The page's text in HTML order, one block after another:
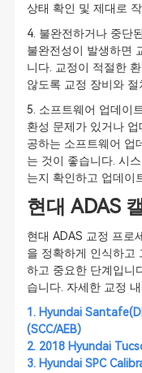
상태 확인 및 제대로
4. 불완전하거나 중단
불완전성이 발생하면
니다. 교정이 적절한
않도록 교정 장비와
5. 소프트웨어 업데이
환성 문제가 있거나
공하는 소프트웨어 업
는 것이 좋습니다. 시
는지 확인하고 업데이
현대 ADAS
현대 ADAS 교정 프로
을 정확하게 인식하고
하고 중요한 단계입니
습니다. 자세한 교정
1. Hyundai
(SCC/AEB)
2. 2018 Hyundai
3. Hyundai SPC